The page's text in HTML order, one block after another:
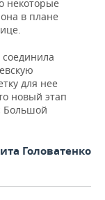
некоторые
в плане
для нее
новый этап
Большой
Головатенко